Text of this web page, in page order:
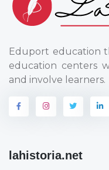
Eduport education
education centers
and involve learners.
lahistoria.net